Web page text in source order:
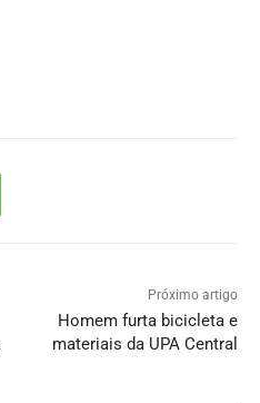
Próximo artigo
Homem furta bicicleta e
materiais da UPA Central